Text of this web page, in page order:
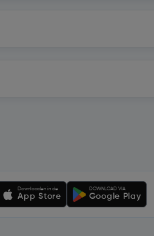
Downloaden in de
App Store
DOWNLOAD VIA
Google Play